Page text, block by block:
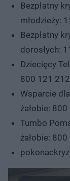
Bezpłatny
młodzieży:
Bezpłatny
dorosłych:
Dziecięcy
800 121 212
Wsparcie
żałobie:
Tumbo
żałobie: